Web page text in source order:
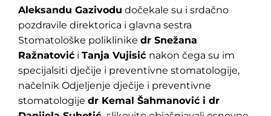
Aleksandu Gazivodu dočekale su i srdačno
pozdravile direktorica i glavna sestra
Stomatološke poliklinike dr Snežana
Ražnatović i Tanja Vujisić nakon čega su im
specijalsiti dječije i preventivne stomatologije,
načelnik Odjeljenje dječije i preventivne
stomatologije dr Kemal Šahmanović i dr